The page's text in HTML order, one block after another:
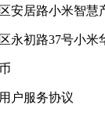
安居路小米智慧
永初路37号小米
用户服务协议